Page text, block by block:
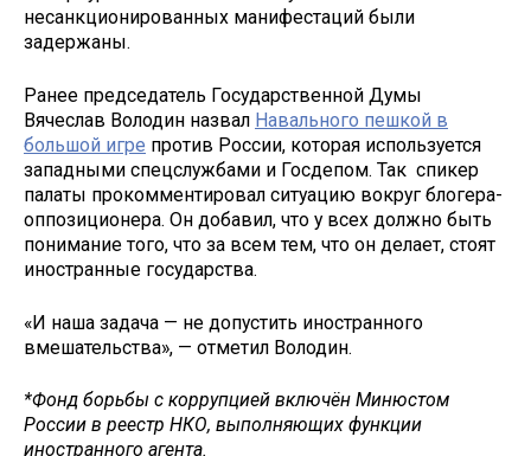
несанкционированных манифестаций были
задержаны.
Ранее председатель Государственной Думы
Вячеслав Володин назвал Навального пешкой в
большой игре против России, которая используется
западными спецслужбами и Госдепом. Так спикер
палаты прокомментировал ситуацию вокруг блогера-
оппозиционера. Он добавил, что у всех должно быть
понимание того, что за всем тем, что он делает, стоят
иностранные государства.
«И наша задача — не допустить иностранного
вмешательства», — отметил Володин.
*Фонд борьбы с коррупцией включён Минюстом
России в реестр НКО, выполняющих функции
иностранного агента.